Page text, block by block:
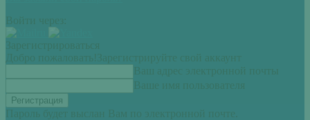
Войти через:
Зарегистрироваться
Добро пожаловать! Зарегистрируйте свой аккаунт
Ваш адрес электронной почты
Ваше имя пользователя
Пароль будет выслан Вам по электронной почте.